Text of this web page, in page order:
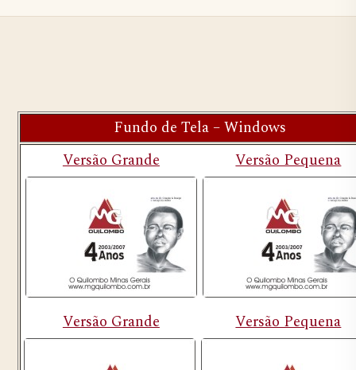
Fundo de Tela – Windows
Versão Grande
Versão Pequena
Versão Grande Versão Pequena